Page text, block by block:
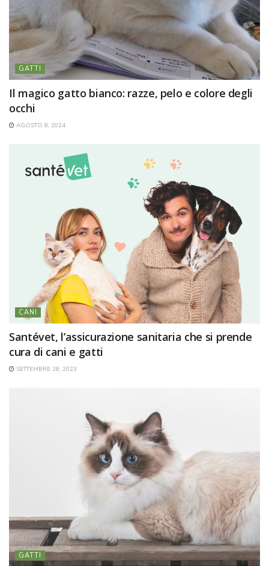
GATTI
Il magico gatto bianco: razze, pelo e colore degli
occhi
AGOSTO 8, 2024
CANI
Santévet, l’assicurazione sanitaria che si prende
cura di cani e gatti
SETTEMBRE 28, 2023
GATTI